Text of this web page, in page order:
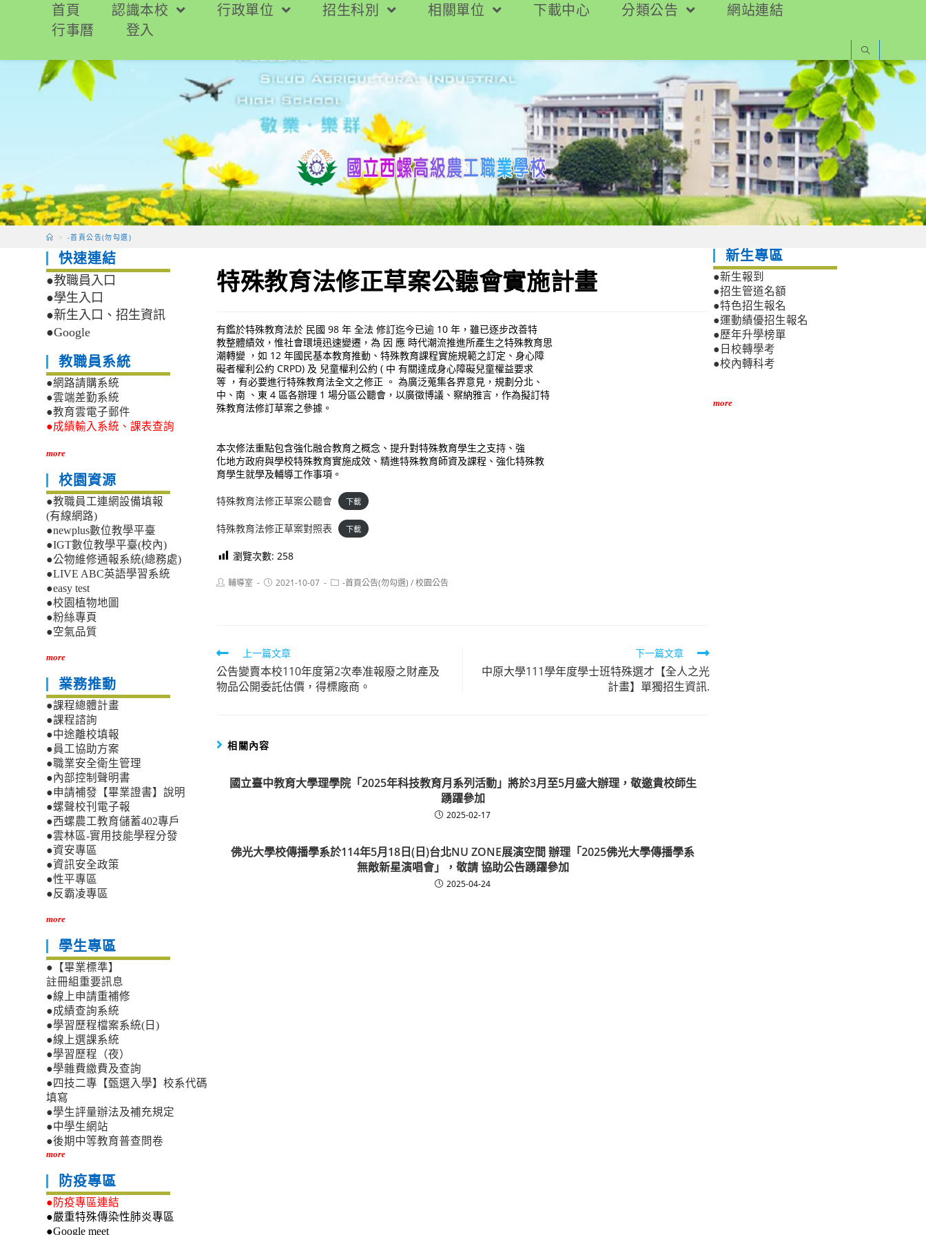
要
首頁 認識本校 行政單位 招生科別 相關單位 下載中心 分類公告
網站連結
行事曆
登入
> -首頁公告(勿勾選)
特殊教育法修正草案公聽會實施計畫
有鑑於特殊教育法於 民國 98 年 全法 修訂迄今已逾 10 年，雖已逐步改善特
教整體績效，惟社會環境迅速變遷，為 因 應 時代潮流推進所產生之特殊教育思
潮轉變 ，如 12 年國民基本教育推動、特殊教育課程實施規範之訂定、身心障
礙者權利公約 CRPD) 及 兒童權利公約 ( 中 有關達成身心障礙兒童權益要求
等 ，有必要進行特殊教育法全文之修正 。 為廣泛蒐集各界意見，規劃分北、
中、南 、東 4 區各辦理 1 場分區公聽會，以廣徵博議、察納雅言，作為擬訂特
殊教育法修訂草案之參據。
本次修法重點包含強化融合教育之概念、提升對特殊教育學生之支持、強
化地方政府與學校特殊教育實施成效、精進特殊教育師資及課程、強化特殊教
育學生就學及輔導工作事項。
特殊教育法修正草案公聽會 下載
特殊教育法修正草案對照表 下載
瀏覽次數: 258
Post輔導室
Post2021-10-07
Post-首頁公告(勿勾選) /校園公告
Read
more
articles
上一篇文章
公告變賣本校110年度第2次奉准報廢之財產及
物品公開委託估價，得標廠商。
下一篇文章
中原大學111學年度學士班特殊選才【全人之光
計畫】單獨招生資訊.
相關內容
國立臺中教育大學理學院「2025年科技教育月系列活動」將於3月至5月盛大辦理，敬邀貴校師生
踴躍參加
2025-02-17
佛光大學校傳播學系於114年5月18日(日)台北NU ZONE展演空間 辦理「2025佛光大學傳播學系
無敵新星演唱會」，敬請 協助公告踴躍參加
2025-04-24
快速連結
●教職員入口
●學生入口
●新生入口、招生資訊
●Google
教職員系統
●網路請購系統
●雲端差勤系統
●教育雲電子郵件
●成績輸入系統、課表查詢
more
校園資源
●教職員工連網設備填報
(有線網路)
●newplus數位教學平臺
●IGT數位教學平臺(校內)
●公物維修通報系統(總務處)
●LIVE ABC英語學習系統
●easy test
●校園植物地圖
●粉絲專頁
●空氣品質
more
業務推動
●課程總體計畫
●課程諮詢
●中途離校填報
●員工協助方案
●職業安全衛生管理
●內部控制聲明書
●申請補發【畢業證書】說明
●螺聲校刊電子報
●西螺農工教育儲蓄402專戶
●雲林區-實用技能學程分發
●資安專區
●資訊安全政策
●性平專區
●反霸凌專區
more
學生專區
●【畢業標準】
註冊組重要訊息
●線上申請重補修
●成績查詢系統
●學習歷程檔案系統(日)
●線上選課系統
●學習歷程（夜）
●學雜費繳費及查詢
●四技二專【甄選入學】校系代碼
填寫
●學生評量辦法及補充規定
●中學生網站
●後期中等教育普查問卷
more
防疫專區
●防疫專區連結
●嚴重特殊傳染性肺炎專區
●Google meet
新生專區
●新生報到
●招生管道名額
●特色招生報名
●運動績優招生報名
●歷年升學榜單
●日校轉學考
●校內轉科考
more